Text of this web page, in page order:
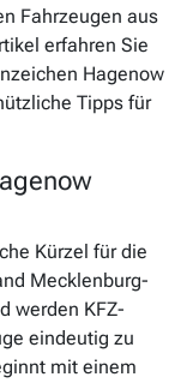
Fahrzeugen aus
erfahren Sie
Hagenow
Tipps für
Kürzel für die
Mecklenburg-
werden KFZ-
eindeutig zu
mit einem